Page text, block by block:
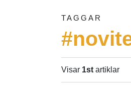
TAGGAR
Visar 1st artiklar